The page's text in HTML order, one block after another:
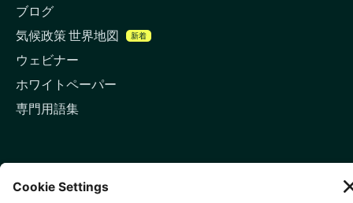
ブログ
気候政策 世界地図
新着
ウェビナー
ホワイトペーパー
専門用語集
お問い合わせ